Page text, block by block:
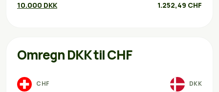
10.000 DKK 1.252,49 CHF
Omregn DKK til CHF
CHF DKK